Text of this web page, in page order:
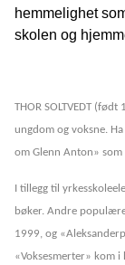
hemmelighet
skolen og
THOR SOLTVEDT
ungdom og voksne.
om Glenn Anton»
I tillegg til
bøker. Andre
1999, og
«Voksesmerter» kom